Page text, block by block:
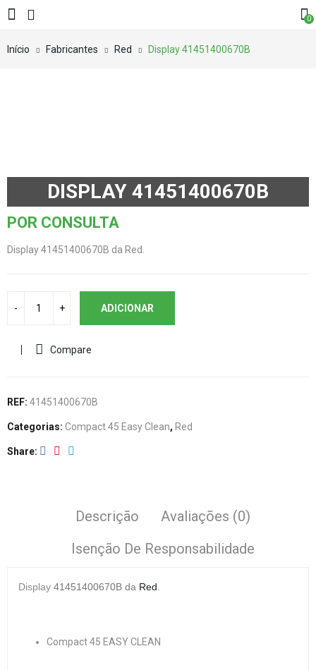
0
Início Fabricantes Red Display 41451400670B
DISPLAY 41451400670B
POR CONSULTA
Display 41451400670B da Red.
ADICIONAR
Compare
REF: 41451400670B
Categorias: Compact 45 Easy Clean, Red
Share
Descrição
Avaliações (0)
Isenção De Responsabilidade
Display 41451400670B da Red
Compact 45 EASY CLEAN